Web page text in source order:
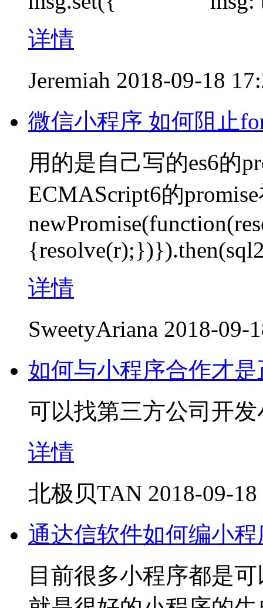
详情
Jeremiah 2018-09-18
微信小程序 如何阻止
用的是自己写的es6的
ECMAScript6的
详情
SweetyAriana 2018-09-
如何与小程序合作才
可以找第三方公司开
详情
北极贝TAN 2018-09-
通达信软件如何编小程
目前很多小程序都是